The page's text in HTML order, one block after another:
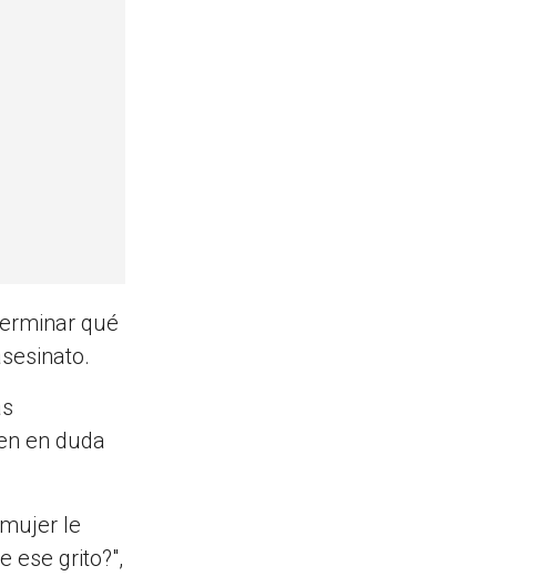
qué
en duda
le
ese grito?",